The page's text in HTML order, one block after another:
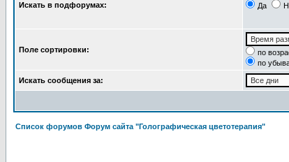
Искать в подфорумах: Да
Поле сортировки:
по
по
Искать сообщения за:
Список форумов Форум сайта "Голографическая цветотерапия"